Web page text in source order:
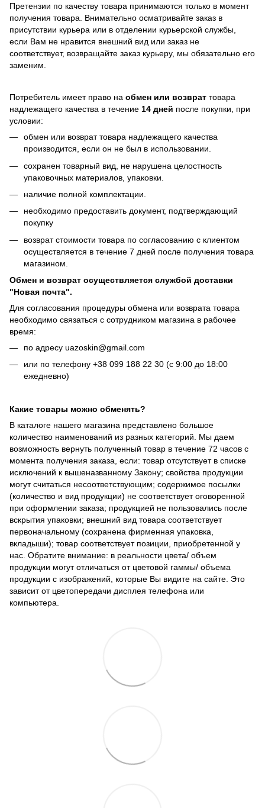
Претензии по качеству товара принимаются только в момент
получения товара. Внимательно осматривайте заказ в
присутствии курьера или в отделении курьерской службы,
если Вам не нравится внешний вид или заказ не
соответствует, возвращайте заказ курьеру, мы обязательно его
заменим.
Потребитель имеет право на обмен или возврат товара
надлежащего качества в течение 14 дней после покупки, при
условии:
обмен или возврат товара надлежащего качества
производится, если он не был в использовании.
сохранен товарный вид, не нарушена целостность
упаковочных материалов, упаковки.
наличие полной комплектации.
необходимо предоставить документ, подтверждающий
покупку
возврат стоимости товара по согласованию с клиентом
осуществляется в течение 7 дней после получения товара
магазином.
Обмен и возврат осуществляется службой доставки
"Новая почта".
Для согласования процедуры обмена или возврата товара
необходимо связаться с сотрудником магазина в рабочее
время:
по адресу uazoskin@gmail.com
или по телефону +38 099 188 22 30 (с 9:00 до 18:00
ежедневно)
Какие товары можно обменять?
В каталоге нашего магазина представлено большое
количество наименований из разных категорий. Мы даем
возможность вернуть полученный товар в течение 72 часов с
момента получения заказа, если: товар отсутствует в списке
исключений к вышеназванному Закону; свойства продукции
могут считаться несоответствующим; содержимое посылки
(количество и вид продукции) не соответствует оговоренной
при оформлении заказа; продукцией не пользовались после
вскрытия упаковки; внешний вид товара соответствует
первоначальному (сохранена фирменная упаковка,
вкладыши); товар соответствует позиции, приобретенной у
нас. Обратите внимание: в реальности цвета/ объем
продукции могут отличаться от цветовой гаммы/ объема
продукции с изображений, которые Вы видите на сайте. Это
зависит от цветопередачи дисплея телефона или
компьютера.